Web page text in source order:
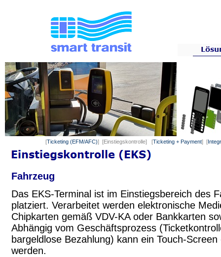
[Ticketing (EFM/AFC)] [Einstiegskontrolle] [Ticketing + Payment] [
Fahrzeug
Das EKS-Terminal ist im Einstiegsbereich des
platziert. Verarbeitet werden elektronische
Chipkarten gemäß VDV-KA oder Bankkarten
Abhängig vom Geschäftsprozess
bargeldlose Bezahlung) kann ein Touch-
werden.